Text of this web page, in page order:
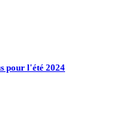
pour l'été 2024